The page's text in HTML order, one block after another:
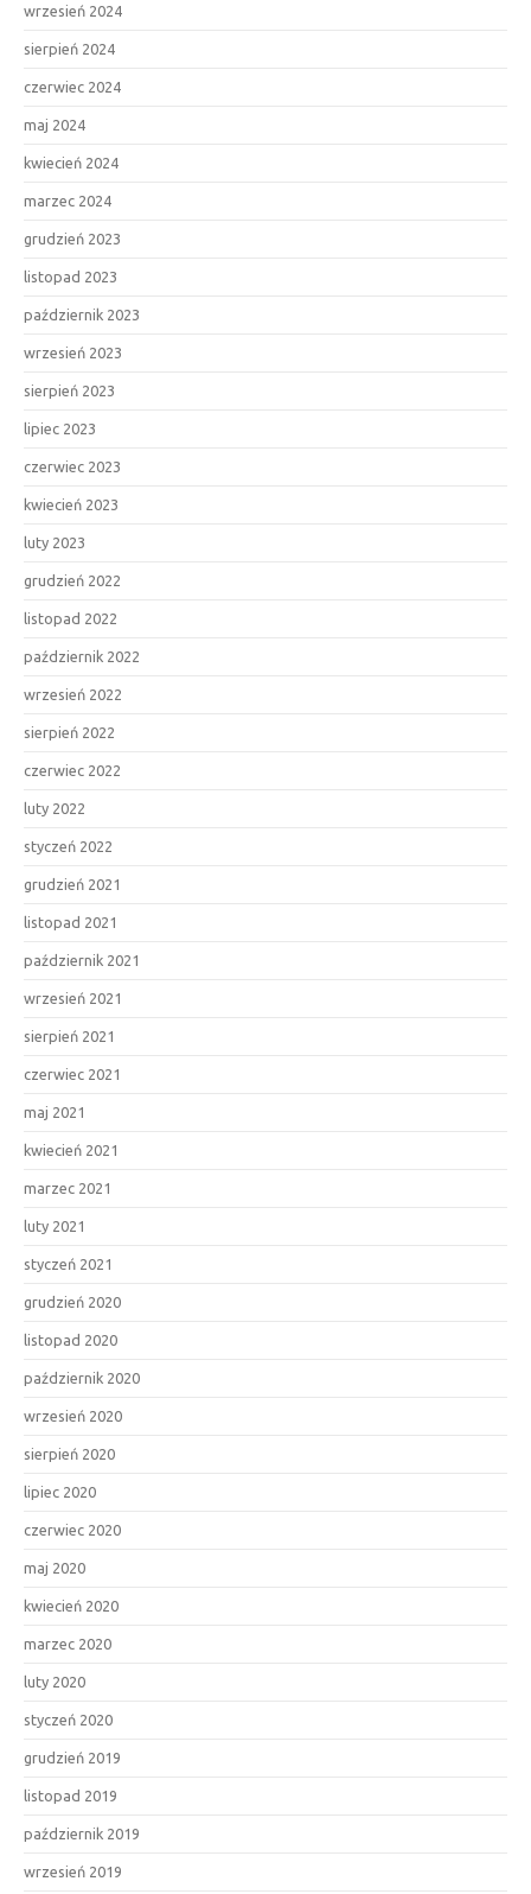
wrzesień 2024
sierpień 2024
czerwiec 2024
maj 2024
kwiecień 2024
marzec 2024
grudzień 2023
listopad 2023
październik 2023
wrzesień 2023
sierpień 2023
lipiec 2023
czerwiec 2023
kwiecień 2023
luty 2023
grudzień 2022
listopad 2022
październik 2022
wrzesień 2022
sierpień 2022
czerwiec 2022
luty 2022
styczeń 2022
grudzień 2021
listopad 2021
październik 2021
wrzesień 2021
sierpień 2021
czerwiec 2021
maj 2021
kwiecień 2021
marzec 2021
luty 2021
styczeń 2021
grudzień 2020
listopad 2020
październik 2020
wrzesień 2020
sierpień 2020
lipiec 2020
czerwiec 2020
maj 2020
kwiecień 2020
marzec 2020
luty 2020
styczeń 2020
grudzień 2019
listopad 2019
październik 2019
wrzesień 2019